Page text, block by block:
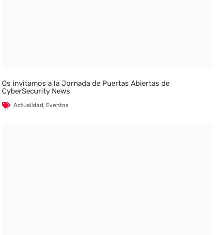
Os invitamos a la Jornada de Puertas Abiertas de
CyberSecurity News
Actualidad, Eventos